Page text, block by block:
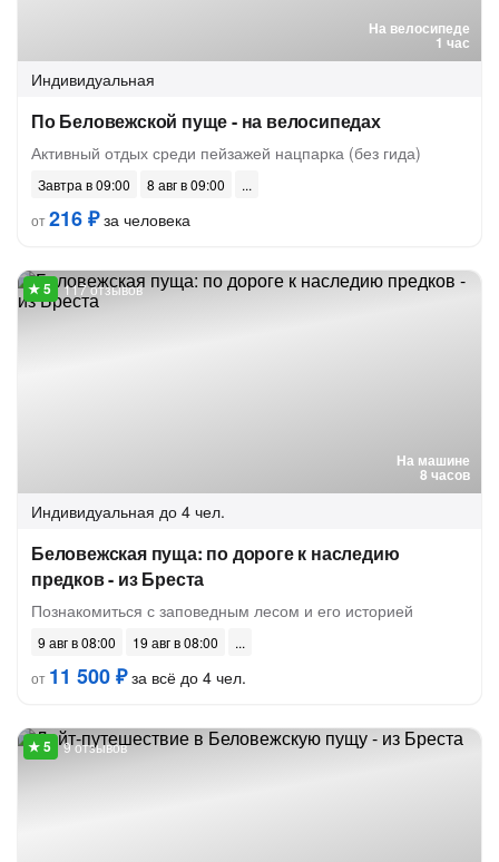
На велосипеде
1 час
Индивидуальная
По Беловежской пуще - на велосипедах
Активный отдых среди пейзажей нацпарка (без гида)
Завтра в 09:00
8 авг в 09:00
от216 ₽за человека
На машине
8 часов
117 отзывов
Индивидуальная до 4 чел.
Беловежская пуща: по дороге к наследию
предков - из Бреста
Познакомиться с заповедным лесом и его историей
9 авг в 08:00
19 авг в 08:00
от 11 500 ₽за всё до 4 чел.
9 отзывов